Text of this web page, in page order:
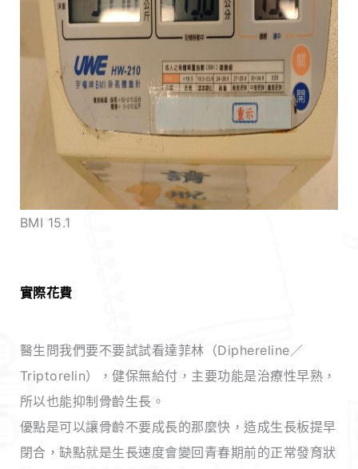
BMI 15.1
實際花費
醫生問我們要不要試試看達菲林（Diphereline／
Triptorelin），健保無給付，主要功能是治療性早熟，
所以也能抑制骨齡生長。
優點是可以讓骨齡不要成長的那麼快，造成生長板提早
閉合，缺點就是生長速度會變回青春期前的正常發育狀